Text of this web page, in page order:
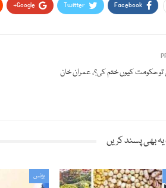
Facebook
Twitter
Google+
تو حکومت کیوں ختم کی؟، عمران خان
بھی پسند کریں
بزنس